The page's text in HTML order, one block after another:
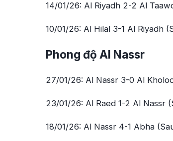
14/01/26: Al Riyadh 2-2 Al
10/01/26: Al Hilal 3-1 Al Riyadh
Phong độ Al Nassr
27/01/26: Al Nassr 3-0 Al
23/01/26: Al Raed 1-2 Al Nassr
18/01/26: Al Nassr 4-1 Abha